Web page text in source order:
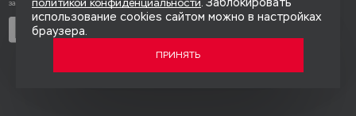
защищены.
Политика конфиденциальности
Карта сайта
политикой конфиденциальности
использование cookies сайтом можно в настройках
браузера.
ПРИНЯТЬ